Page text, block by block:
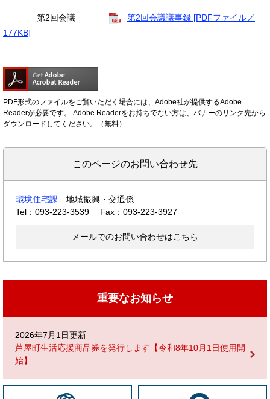
第2回会議
第2回会議議事録 [PDFファイル／
177KB]
PDF形式のファイルをご覧いただく場合には、Adobe社が提供するAdobe
Readerが必要です。
Adobe Readerをお持ちでない方は、バナーのリンク先から
ダウンロードしてください。（無料）
このページのお問い合わせ先
環境住宅課
地域振興・交通係
Tel：093-223-3539
Fax：093-223-3927
メールでのお問い合わせはこちら
重要なお知らせ
2026年7月1日更新
芦屋町生活応援商品券を発行します【令和8年10月1日使用開
始】